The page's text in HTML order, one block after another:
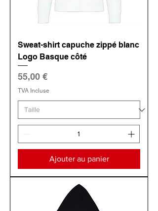
Sweat-shirt capuche zippé blanc
Logo Basque côté
Prix
55,00 €
TVA Incluse
Ajouter au panier